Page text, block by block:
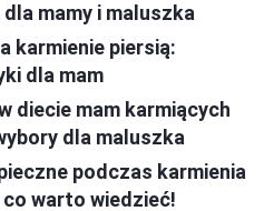
mamy i maluszka
karmienie piersią:
dla mam
diecie mam karmiących
dla maluszka
podczas karmienia
warto wiedzieć!